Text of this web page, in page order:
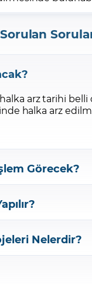
Sorulan
arz tarihi belli
halka arz
Görecek?
Nelerdir?